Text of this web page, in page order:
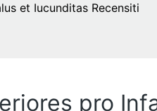
et Iucunditas Recensiti
pro